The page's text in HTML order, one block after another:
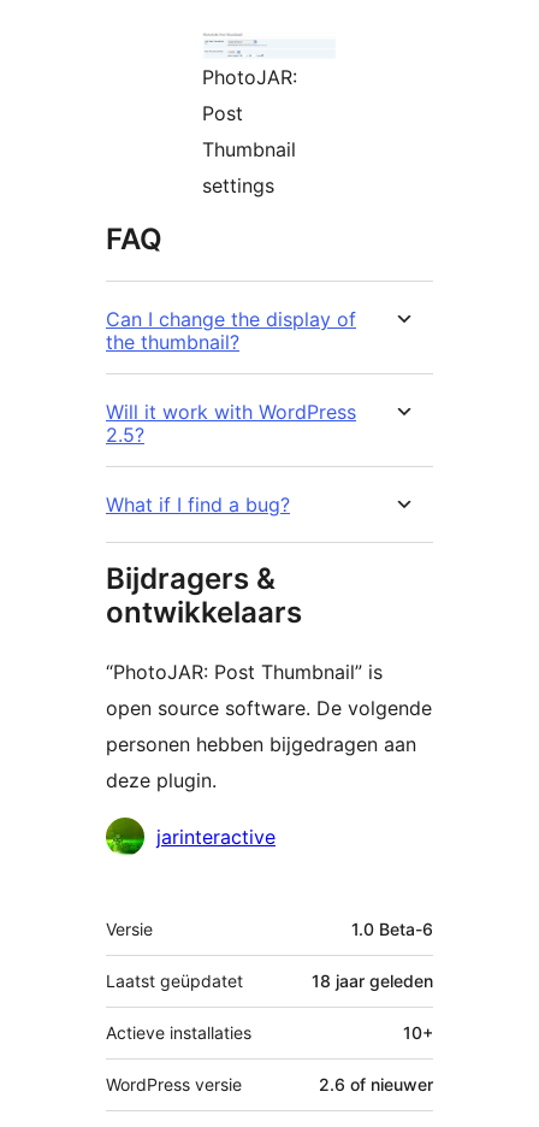
PhotoJAR:
Post
Thumbnail
settings
FAQ
Can I change the display of
the thumbnail?
Will it work with WordPress
2.5?
What if I find a bug?
Bijdragers &
ontwikkelaars
“PhotoJAR: Post Thumbnail” is
open source software. De volgende
personen hebben bijgedragen aan
deze plugin.
Bijdragersjarinteractive
Meta
Versie 1.0 Beta-6
Laatst geüpdatet 18 jaar geleden
Actieve installaties 10+
WordPress versie 2.6 of nieuwer